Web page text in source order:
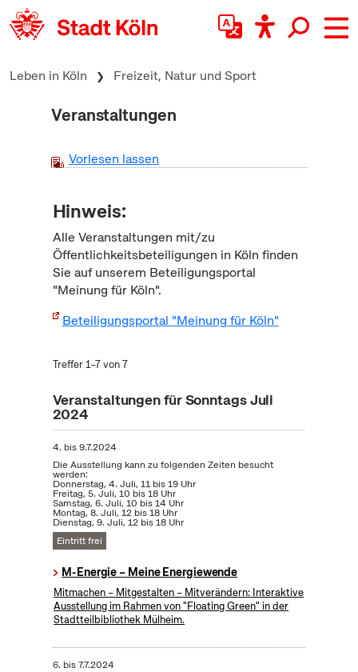
zum Inhalt springen
Leben in Köln Freizeit, Natur und Sport
Veranstaltungen
Vorlesen lassen
Hinweis:
Alle Veranstaltungen mit/zu
Öffentlichkeitsbeteiligungen in Köln finden
Sie auf unserem Beteiligungsportal
"Meinung für Köln".
Beteiligungsportal "Meinung für Köln"
Treffer 1–7 von 7
Veranstaltungen für Sonntags Juli
2024
4. bis9.7.2024
Die Ausstellung kann zu folgenden Zeiten besucht
werden:
Donnerstag, 4. Juli, 11 bis 19 Uhr
Freitag, 5. Juli, 10 bis 18 Uhr
Samstag, 6. Juli, 10 bis 14 Uhr
Montag, 8. Juli, 12 bis 18 Uhr
Dienstag, 9. Juli, 12 bis 18 Uhr
Eintritt frei
M-Energie – Meine Energiewende
Mitmachen – Mitgestalten – Mitverändern: Interaktive
Ausstellung im Rahmen von "Floating Green" in der
Stadtteilbibliothek Mülheim.
6. bis7.7.2024